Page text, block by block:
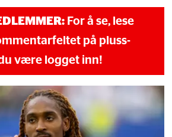
For å se, lese
på pluss-
være logget inn!